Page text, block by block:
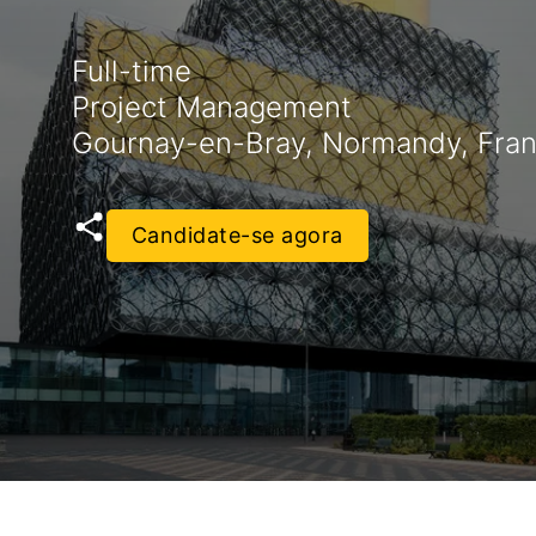
Full-time
Project Management
Gournay-en-Bray, Normandy,
Candidate-se agora